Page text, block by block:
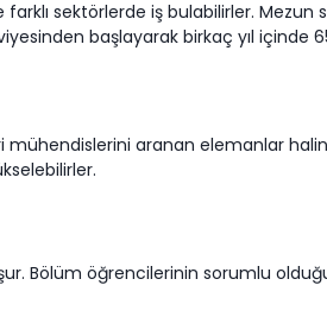
sektörlerde iş bulabilirler. Mezun
başlayarak birkaç yıl içinde
mühendislerini aranan elemanlar
Bölüm öğrencilerinin sorumlu